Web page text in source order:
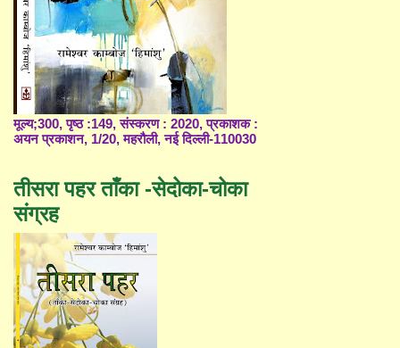
मूल्य;300, पृष्ठ :149, संस्करण : 2020, प्रकाशक :
अयन प्रकाशन, 1/20, महरौली, नई दिल्ली-110030
तीसरा पहर ताँका -सेदोका-चोका
संग्रह